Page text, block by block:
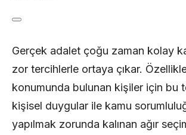
Gerçek adalet çoğu zaman kolay
zor tercihlerle ortaya çıkar.
konumunda bulunan kişiler için bu
kişisel duygular ile kamu
yapılmak zorunda kalınan ağır